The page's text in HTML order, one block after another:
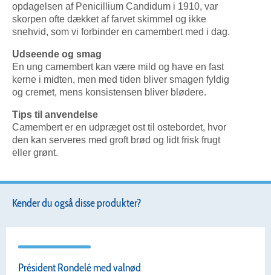
opdagelsen af Penicillium Candidum i 1910, var
skorpen ofte dækket af farvet skimmel og ikke
snehvid, som vi forbinder en camembert med i dag.
Udseende og smag
En ung camembert kan være mild og have en fast
kerne i midten, men med tiden bliver smagen fyldig
og cremet, mens konsistensen bliver blødere.
Tips til anvendelse
Camembert er en udpræget ost til ostebordet, hvor
den kan serveres med groft brød og lidt frisk frugt
eller grønt.
Kender du også disse produkter?
Président Rondelé med valnød